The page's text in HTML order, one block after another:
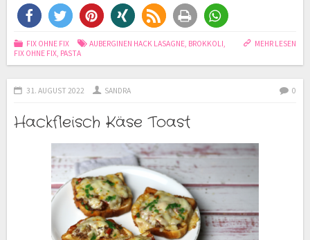
MEHR LESEN
FIX OHNE FIX AUBERGINEN HACK LASAGNE, BROKKOLI,
FIX OHNE FIX, PASTA
31. AUGUST 2022 SANDRA 0
Hackfleisch Käse Toast